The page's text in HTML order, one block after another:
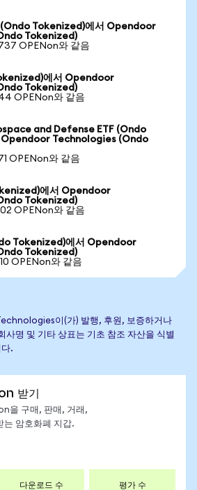
Tokenized)에서 Opendoor
Tokenized)
OPENon와 같음
에서 Opendoor
Tokenized)
OPENon와 같음
and Defense ETF (Ondo
Opendoor Technologies (Ondo
OPENon와 같음
에서 Opendoor
Tokenized)
OPENon와 같음
Tokenized)에서 Opendoor
Tokenized)
OPENon와 같음
이(가) 발행, 후원, 보증하거나
사명 및 기타 상표는 기초 참조 자산을 식별
.
받기
을 구매, 판매, 거래,
는 암호화폐 지갑.
다운로드 수 평가 수